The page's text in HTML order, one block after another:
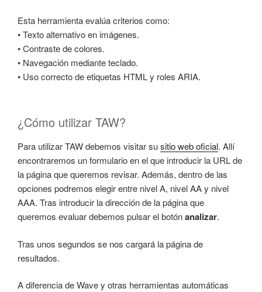
Esta herramienta evalúa criterios como:
• Texto alternativo en imágenes.
• Contraste de colores.
• Navegación mediante teclado.
• Uso correcto de etiquetas HTML y roles ARIA.
¿Cómo utilizar TAW?
Para utilizar TAW debemos visitar susitio web oficial. Allí
encontraremos un formulario en el que introducir la URL de
la página que queremos revisar. Además, dentro de las
opciones podremos elegir entre nivel A, nivel AA y nivel
AAA. Tras introducir la dirección de la página que
queremos evaluar debemos pulsar el botónanalizar.
Tras unos segundos se nos cargará la página de
resultados.
A diferencia de Wave y otras herramientas automáticas